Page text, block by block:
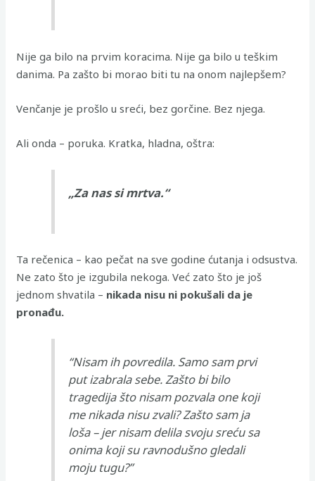
Nije ga bilo na prvim koracima. Nije ga bilo u teškim
danima. Pa zašto bi morao biti tu na onom najlepšem?
Venčanje je prošlo u sreći, bez gorčine. Bez njega.
Ali onda – poruka. Kratka, hladna, oštra:
„Za nas si mrtva.“
Ta rečenica – kao pečat na sve godine ćutanja i odsustva.
Ne zato što je izgubila nekoga. Već zato što je još
jednom shvatila – nikada nisu ni pokušali da je
pronađu.
“Nisam ih povredila. Samo sam prvi
put izabrala sebe. Zašto bi bilo
tragedija što nisam pozvala one koji
me nikada nisu zvali? Zašto sam ja
loša – jer nisam delila svoju sreću sa
onima koji su ravnodušno gledali
moju tugu?”